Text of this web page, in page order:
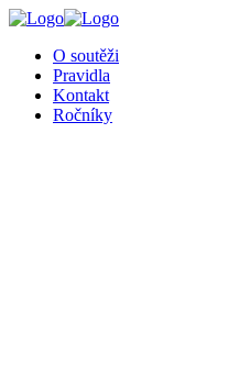
O soutěži
Pravidla
Kontakt
Ročníky